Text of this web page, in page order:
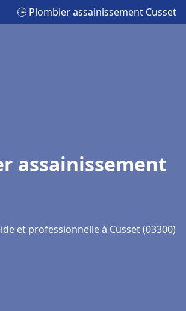
🕒 Plombier assainissement Cusset
assainissement
et professionnelle à Cusset (03300)